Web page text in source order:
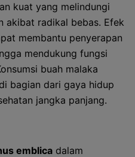
kuat yang melindungi
akibat radikal bebas. Efek
membantu penyerapan
mendukung fungsi
buah malaka
bagian dari gaya hidup
jangka panjang.
emblica dalam